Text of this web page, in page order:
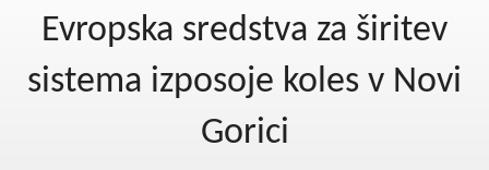
Evropska sredstva za širitev
sistema izposoje koles v Novi
Gorici